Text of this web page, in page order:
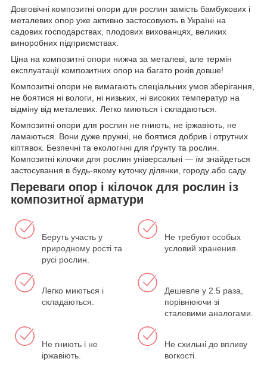
Довговічні композитні опори для рослин замість бамбукових і
металевих опор уже активно застосовують в Україні на
садових господарствах, плодових вихованцях, великих
виноробних підприємствах.
Ціна на композитні опори нижча за металеві, але термін
експлуатації композитних опор на багато років довше!
Композитні опори не вимагають спеціальних умов зберігання,
не боятися ні вологи, ні низьких, ні високих температур на
відміну від металевих. Легко миються і складаються.
Композитні опори для рослин не гниють, не іржавіють, не
ламаються. Вони дуже пружні, не боятися добрив і отрутних
кіптявок. Безпечні та екологічні для ґрунту та рослин.
Композитні кілочки для рослин універсальні — їм знайдеться
застосування в будь-якому куточку ділянки, городу або саду.
Переваги опор і кілочок для рослин із
композитної арматури
Беруть участь у
природному рості та
русі рослин.
Не требуют особых
условий хранения.
Легко миються і
складаються.
Дешевле у 2.5 раза,
порівнюючи зі
сталевими аналогами.
Не гниють і не
іржавіють.
Не схильні до впливу
вогкості.